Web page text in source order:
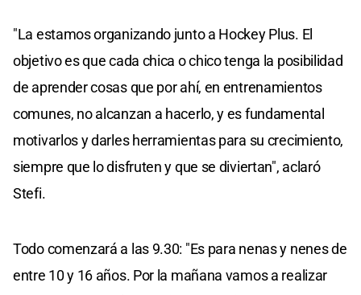
"La estamos organizando junto a Hockey Plus. El
objetivo es que cada chica o chico tenga la posibilidad
de aprender cosas que por ahí, en entrenamientos
comunes, no alcanzan a hacerlo, y es fundamental
motivarlos y darles herramientas para su crecimiento,
siempre que lo disfruten y que se diviertan", aclaró
Stefi.
Todo comenzará a las 9.30: "Es para nenas y nenes de
entre 10 y 16 años. Por la mañana vamos a realizar